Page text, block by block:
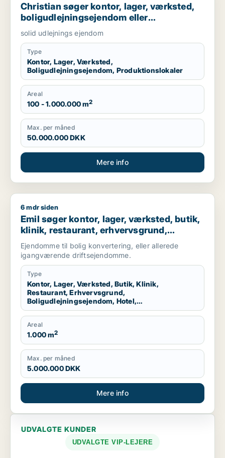
Christian søger kontor, lager, værksted,
boligudlejningsejendom eller
produktionslokaler til salg i Nordsjælland,
Roskilde eller Holbæk
solid udlejnings ejendom
Type
Kontor, Lager, Værksted,
Boligudlejningsejendom, Produktionslokaler
Areal
100 - 1.000.000 m2
Max. per måned
50.000.000 DKK
Mere info
Emil søger kontor, lager, værksted, butik, klinik,
6 mdr siden
Emil søger kontor, lager, værksted, butik,
klinik, restaurant, erhvervsgrund,
boligudlejningsejendom, hotel,
produktionslokaler eller garage til salg i
Nordsjælland
Ejendomme til bolig konvertering, eller allerede
igangværende driftsejendomme.
Type
Kontor, Lager, Værksted, Butik, Klinik,
Restaurant, Erhvervsgrund,
Boligudlejningsejendom, Hotel,
Produktionslokaler, Garage
Areal
1.000 m2
Max. per måned
5.000.000 DKK
Mere info
UDVALGTE KUNDER
UDVALGTE VIP-LEJERE